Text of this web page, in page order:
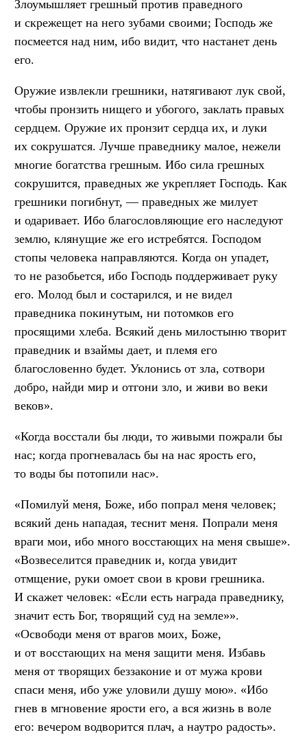
Злоумышляет грешный против праведного
и скрежещет на него зубами своими; Господь же
посмеется над ним, ибо видит, что настанет день
его.
Оружие извлекли грешники, натягивают лук свой,
чтобы пронзить нищего и убогого, заклать правых
сердцем. Оружие их пронзит сердца их, и луки
их сокрушатся. Лучше праведнику малое, нежели
многие богатства грешным. Ибо сила грешных
сокрушится, праведных же укрепляет Господь. Как
грешники погибнут, — праведных же милует
и одаривает. Ибо благословляющие его наследуют
землю, клянущие же его истребятся. Господом
стопы человека направляются. Когда он упадет,
то не разобьется, ибо Господь поддерживает руку
его. Молод был и состарился, и не видел
праведника покинутым, ни потомков его
просящими хлеба. Всякий день милостыню творит
праведник и взаймы дает, и племя его
благословенно будет. Уклонись от зла, сотвори
добро, найди мир и отгони зло, и живи во веки
веков».
«Когда восстали бы люди, то живыми пожрали бы
нас; когда прогневалась бы на нас ярость его,
то воды бы потопили нас».
«Помилуй меня, Боже, ибо попрал меня человек;
всякий день нападая, теснит меня. Попрали меня
враги мои, ибо много восстающих на меня свыше».
«Возвеселится праведник и, когда увидит
отмщение, руки омоет свои в крови грешника.
И скажет человек: «Если есть награда праведнику,
значит есть Бог, творящий суд на земле»».
«Освободи меня от врагов моих, Боже,
и от восстающих на меня защити меня. Избавь
меня от творящих беззаконие и от мужа крови
спаси меня, ибо уже уловили душу мою». «Ибо
гнев в мгновение ярости его, а вся жизнь в воле
его: вечером водворится плач, а наутро радость».